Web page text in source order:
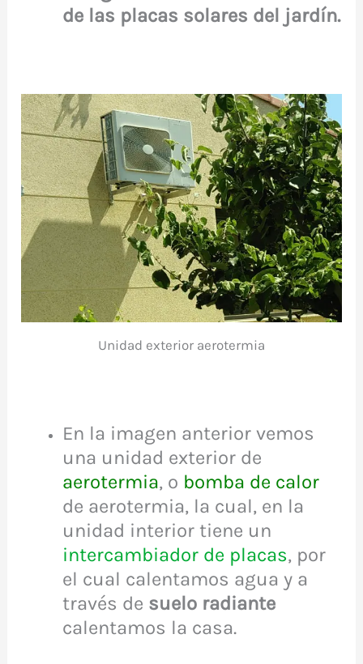
de las placas solares del jardín.
Unidad exterior aerotermia
En la imagen anterior vemos
una unidad exterior de
aerotermia, o bomba de calor
de aerotermia, la cual, en la
unidad interior tiene un
intercambiador de placas, por
el cual calentamos agua y a
través de suelo radiante
calentamos la casa.